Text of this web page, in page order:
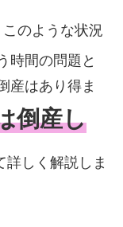
のような状況
時間の問題と
産はあり得ま
倒産し
詳しく解説しま